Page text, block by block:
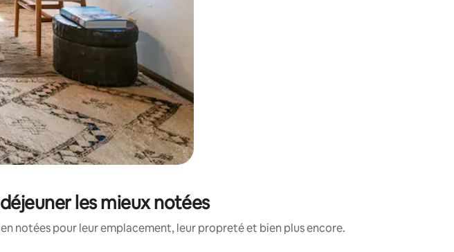
les mieux notées
notées pour leur emplacement, leur propreté et bien plus encore.